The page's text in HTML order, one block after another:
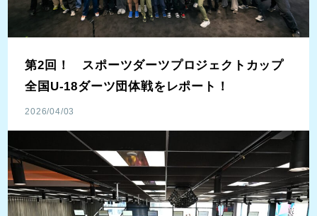
第2回！ スポーツダーツプロジェクトカップ
全国U-18ダーツ団体戦をレポート！
2026/04/03